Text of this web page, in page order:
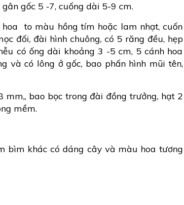
gốc 5 -7, cuống dài 5-9 cm.
to màu hồng tím hoặc lam nhạt, cuốn
đối, đài hình chuông, có 5 răng đều, hẹp
có ống dài khoảng 3 -5 cm, 5 cánh hoa
và có lông ở gốc, bao phấn hình mũi tên,
mm,, bao bọc trong đài đồng trưởng, hạt 2
mềm.
bìm khác có dáng cây và màu hoa tương